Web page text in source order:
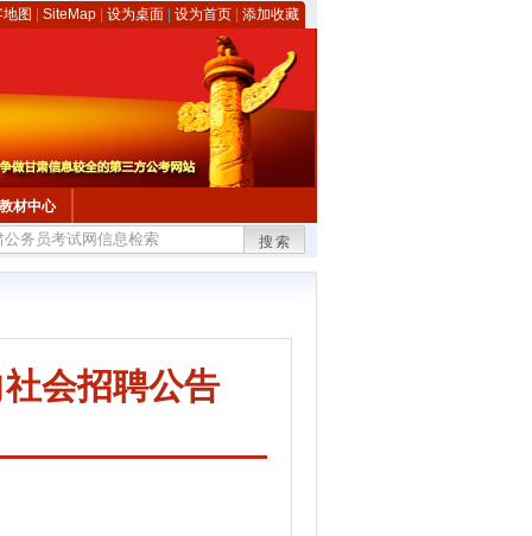
图 SiteMap 设为桌面 设为首页 添加收藏
教材中心
搜索
会招聘公告